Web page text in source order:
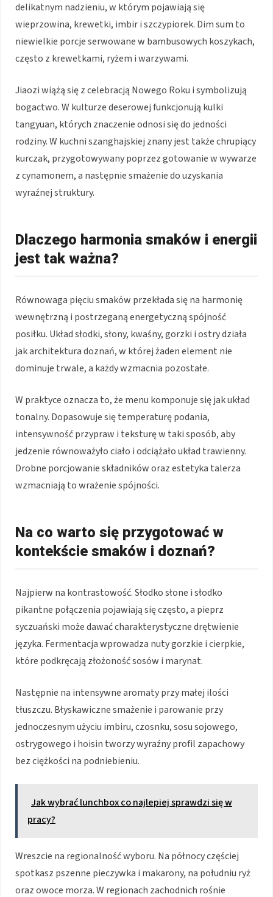
delikatnym nadzieniu, w którym pojawiają się
wieprzowina, krewetki, imbir i szczypiorek. Dim sum to
niewielkie porcje serwowane w bambusowych koszykach,
często z krewetkami, ryżem i warzywami.
Jiaozi wiążą się z celebracją Nowego Roku i symbolizują
bogactwo. W kulturze deserowej funkcjonują kulki
tangyuan, których znaczenie odnosi się do jedności
rodziny. W kuchni szanghajskiej znany jest także chrupiący
kurczak, przygotowywany poprzez gotowanie w wywarze
z cynamonem, a następnie smażenie do uzyskania
wyraźnej struktury.
Dlaczego harmonia smaków i energii
jest tak ważna?
Równowaga pięciu smaków przekłada się na harmonię
wewnętrzną i postrzeganą energetyczną spójność
posiłku. Układ słodki, słony, kwaśny, gorzki i ostry działa
jak architektura doznań, w której żaden element nie
dominuje trwale, a każdy wzmacnia pozostałe.
W praktyce oznacza to, że menu komponuje się jak układ
tonalny. Dopasowuje się temperaturę podania,
intensywność przypraw i teksturę w taki sposób, aby
jedzenie równoważyło ciało i odciążało układ trawienny.
Drobne porcjowanie składników oraz estetyka talerza
wzmacniają to wrażenie spójności.
Na co warto się przygotować w
kontekście smaków i doznań?
Najpierw na kontrastowość. Słodko słone i słodko
pikantne połączenia pojawiają się często, a pieprz
syczuański może dawać charakterystyczne drętwienie
języka. Fermentacja wprowadza nuty gorzkie i cierpkie,
które podkręcają złożoność sosów i marynat.
Następnie na intensywne aromaty przy małej ilości
tłuszczu. Błyskawiczne smażenie i parowanie przy
jednoczesnym użyciu imbiru, czosnku, sosu sojowego,
ostrygowego i hoisin tworzy wyraźny profil zapachowy
bez ciężkości na podniebieniu.
Jak wybrać lunchbox co najlepiej sprawdzi się w
pracy?
Wreszcie na regionalność wyboru. Na północy częściej
spotkasz pszenne pieczywka i makarony, na południu ryż
oraz owoce morza. W regionach zachodnich rośnie